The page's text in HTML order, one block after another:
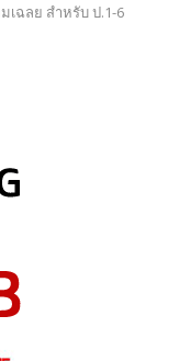
เฉลย สำหรับ ป.1-6